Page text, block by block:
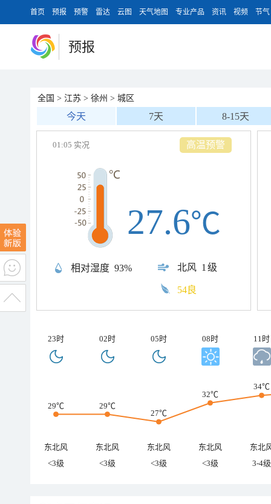
首页 预报 预警 雷达 云图 天气地图 专业产品 资讯 视频 节气
预报
全国 > 江苏 > 徐州 > 城区
今天 7天 8-15天
01:05 实况
相对湿度 93% 北风 1级
27.6℃
54良
高温预警
23时 02时 05时 08时 11时
29℃
29℃
27℃
32℃
34℃
东北风 东北风 东北风 东北风
东北
<3级
<3级 <3级 <3级 3-4级